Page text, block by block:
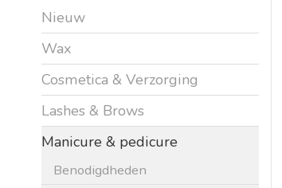
Nieuw
Wax
Cosmetica & Verzorging
Lashes & Brows
Manicure & pedicure
Benodigdheden